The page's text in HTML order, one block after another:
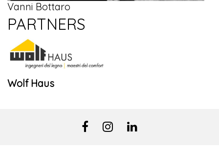
Vanni Bottaro
PARTNERS
Wolf Haus